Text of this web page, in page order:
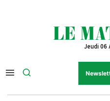
Jeudi 06